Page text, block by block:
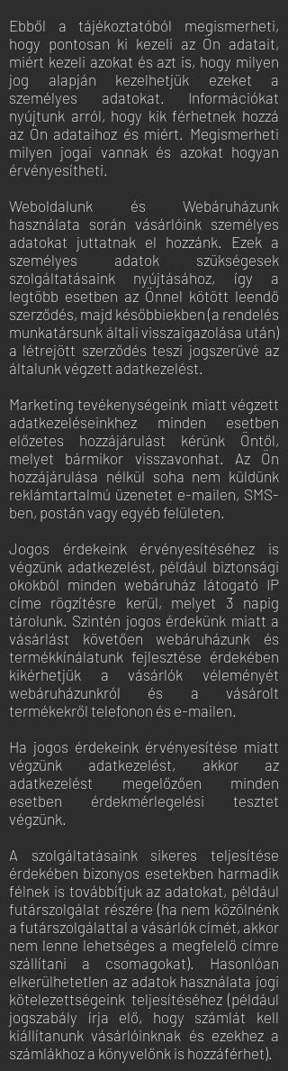
Ebből a tájékoztatóból megismerheti,
hogy pontosan ki kezeli az Ön adatait,
miért kezeli azokat és azt is, hogy milyen
jog alapján kezelhetjük ezeket a
személyes adatokat. Információkat
nyújtunk arról, hogy kik férhetnek hozzá
az Ön adataihoz és miért. Megismerheti
milyen jogai vannak és azokat hogyan
érvényesítheti.
Weboldalunk és Webáruházunk
használata során vásárlóink személyes
adatokat juttatnak el hozzánk. Ezek a
személyes adatok szükségesek
szolgáltatásaink nyújtásához, így a
legtöbb esetben az Önnel kötött leendő
szerződés, majd későbbiekben (a rendelés
munkatársunk általi visszaigazolása után)
a létrejött szerződés teszi jogszerűvé az
általunk végzett adatkezelést.
Marketing tevékenységeink miatt végzett
adatkezeléseinkhez minden esetben
előzetes hozzájárulást kérünk Öntől,
melyet bármikor visszavonhat. Az Ön
hozzájárulása nélkül soha nem küldünk
reklámtartalmú üzenetet e-mailen, SMS-
ben, postán vagy egyéb felületen.
Jogos érdekeink érvényesítéséhez is
végzünk adatkezelést, például biztonsági
okokból minden webáruház látogató IP
címe rögzítésre kerül, melyet 3 napig
tárolunk. Szintén jogos érdekünk miatt a
vásárlást követően webáruházunk és
termékkínálatunk fejlesztése érdekében
kikérhetjük a vásárlók véleményét
webáruházunkról és a vásárolt
termékekről telefonon és e-mailen.
Ha jogos érdekeink érvényesítése miatt
végzünk adatkezelést, akkor az
adatkezelést megelőzően minden
esetben érdekmérlegelési tesztet
végzünk.
A szolgáltatásaink sikeres teljesítése
érdekében bizonyos esetekben harmadik
félnek is továbbítjuk az adatokat, például
futárszolgálat részére (ha nem közölnénk
a futárszolgálattal a vásárlók címét, akkor
nem lenne lehetséges a megfelelő címre
szállítani a csomagokat). Hasonlóan
elkerülhetetlen az adatok használata jogi
kötelezettségeink teljesítéséhez (például
jogszabály írja elő, hogy számlát kell
kiállítanunk vásárlóinknak és ezekhez a
számlákhoz a könyvelőnk is hozzáférhet).